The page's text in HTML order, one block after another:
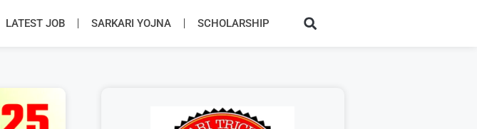
LATEST JOB SARKARI YOJNA SCHOLARSHIP